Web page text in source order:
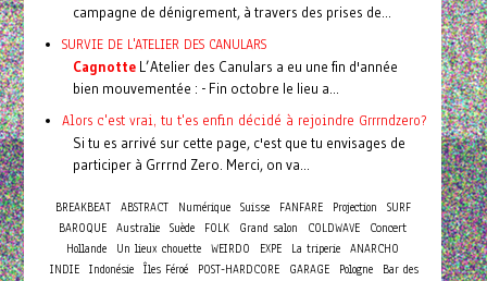
campagne de dénigrement, à travers des prises de...
SURVIE DE L'ATELIER DES CANULARS
CagnotteL’Atelier des Canulars a eu une fin d'année
bien mouvementée : - Fin octobre le lieu a...
Alors c'est vrai, tu t'es enfin décidé à rejoindre Grrrndzero?
Si tu es arrivé sur cette page, c'est que tu envisages de
participer à Grrrnd Zero. Merci, on va...
BREAKBEAT ABSTRACT Numérique Suisse FANFARE Projection
SURF
BAROQUE Australie Suède FOLK Grand salon COLDWAVE Concert
Hollande Un lieux chouette WEIRDO EXPE La triperie ANARCHO
INDIE
Indonésie Îles Féroé POST-HARDCORE GARAGE Pologne
Bar des